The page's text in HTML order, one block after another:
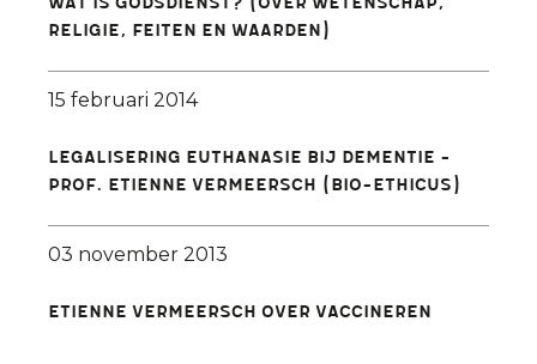
Wat is godsdienst? (over wetenschap,
religie, feiten en waarden)
15 februari 2014
Legalisering euthanasie bij dementie -
Prof. Etienne Vermeersch (bio-ethicus)
03 november 2013
Etienne Vermeersch over vaccineren